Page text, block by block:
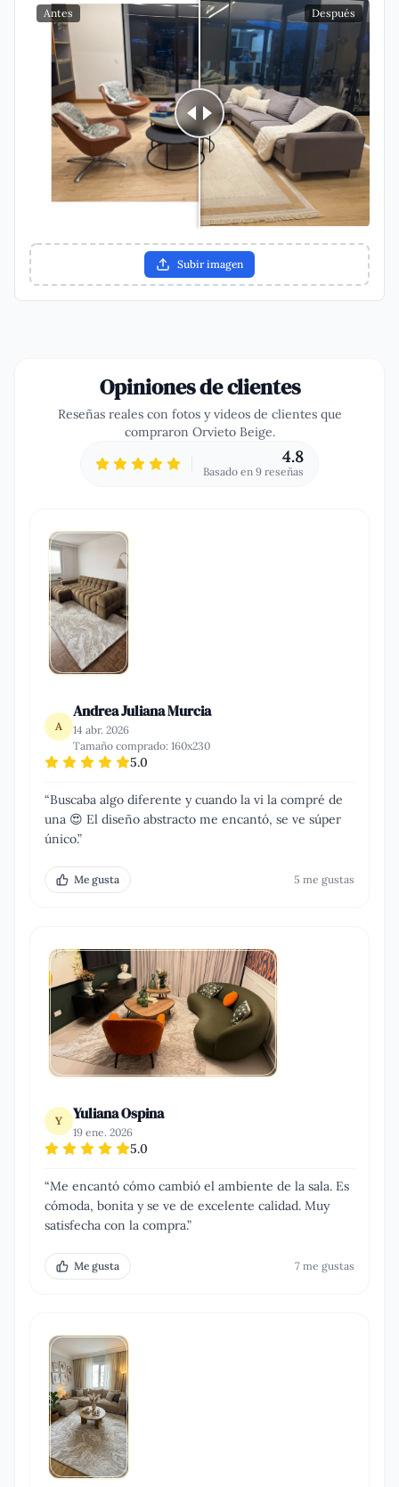
Antes Después
Subir imagen
Opiniones de clientes
Reseñas reales con fotos y videos de clientes que
compraron Orvieto Beige.
4.8
Basado en 9 reseñas
A
Andrea Juliana Murcia
14 abr. 2026
Tamaño comprado: 160x230
5.0
“Buscaba algo diferente y cuando la vi la compré de
una 😍 El diseño abstracto me encantó, se ve súper
único.”
Me gusta 5 me gustas
Y Yuliana Ospina
19 ene. 2026
5.0
“Me encantó cómo cambió el ambiente de la sala. Es
cómoda, bonita y se ve de excelente calidad. Muy
satisfecha con la compra.”
Me gusta 7 me gustas